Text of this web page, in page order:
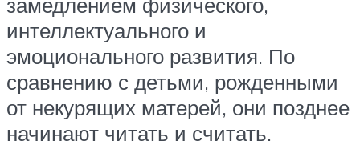
замедлением физического,
интеллектуального и
эмоционального развития. По
сравнению с детьми, рожденными
от некурящих матерей, они позднее
начинают читать и считать.